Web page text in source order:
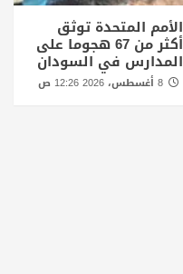
الأمم المتحدة توثق
أكثر من 67 هجوما على
المدارس في السودان
8 أغسطس، 2026 12:26 ص